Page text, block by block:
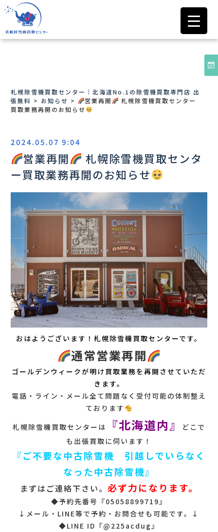
札幌除雪機買取センター｜北海道No.1の除雪機買取専門店 出
張無料 > お知らせ > 営業再開
札幌除雪機買取センター
買取業務再開のお知らせ
2024.05.07 9:04
営業再開
札幌除雪機買取センタ
ー買取業務再開のお知らせ
おはようございます！札幌除雪機買取センターです。
通常営業再開
ゴールデンウィークが明け買取業務を再開させていただ
きます。
電話・ライン・メール全て問題なく受付可能の体制整え
ております
札幌除雪機買取センターは
『北海道内』
どこで
も出張買取に伺います！
『ご不要な中古除雪機 引越しでいらなく
なった中古除雪機』
まずはご連絡下さい。 必ず力になります。
◆予約先番号『05058899719』
↓メール・LINE等で予約・お問合せも可能です。↓
◆LINE ID『@225acdug』